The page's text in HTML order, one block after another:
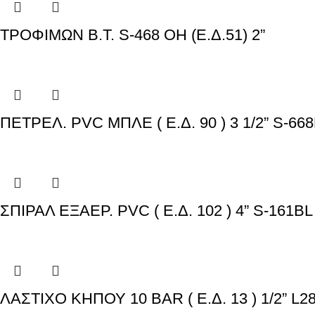
ΤΡΟΦΙΜΩΝ Β.Τ. S-468 OH (E.Δ.51) 2”
ΠΕΤΡΕΛ. PVC ΜΠΛΕ ( Ε.Δ. 90 ) 3 1/2” S-
ΣΠΙΡΑΛ ΕΞΑΕΡ. PVC ( Ε.Δ. 102 ) 4” S-161BL
ΛΑΣΤΙΧΟ ΚΗΠΟΥ 10 BAR ( Ε.Δ. 13 ) 1/2”